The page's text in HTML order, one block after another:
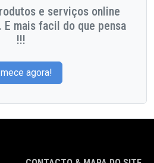
e serviços online
mais facil do que pensa
!!!
agora!